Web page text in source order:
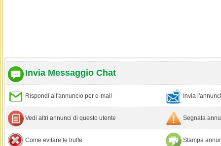
Invia Messaggio Chat
Rispondi all'annuncio per e-mail Invia
Vedi altri annunci di questo utente Segnala
Come evitare le truffe Stampa